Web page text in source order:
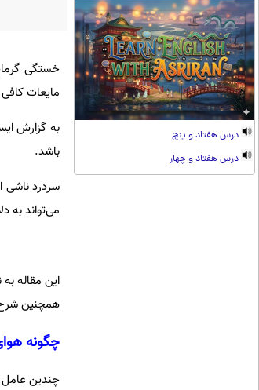
درس هفتاد و پنج
درس هفتاد و چهار
خستگی
مایعات
به گزارش
باشد.
سردرد ناشی
می‌تواند به
این مقاله
همچنین شرح
چگونه
چندین عامل